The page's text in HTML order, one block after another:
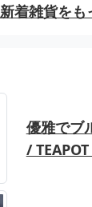
新着雑貨をも
優雅で
/